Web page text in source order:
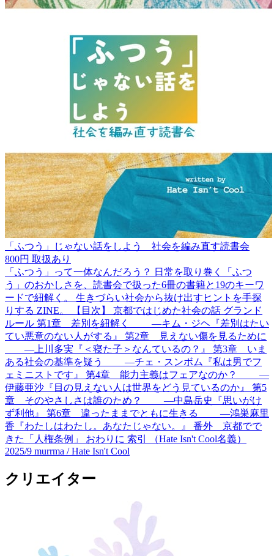
「ふつう」じゃない話をしよう 社会を編み直す読書会
800円 取扱あり
「ふつう」って一体なんだろう？ 日常を取り巻く「ふつ
う」のおかしさを、読書会で扱った6冊の書籍と19のキーワ
ードで紐解く。 生きづらい社会から抜け出すヒントを手探
りする ZINE。 【目次】 京都ではじめた社会の話 グランド
ルール 第1章 差別を紐解く ―キム・ジヘ『差別はたい
てい悪意のない人がする』 第2章 見えない傷を見るために
―上川多実『＜寝た子＞なんているの？』 第3章 いま
ある社会の基準を疑う ―チェ・スンボム『私は男でフ
ェミニストです』 第4章 能力主義はフェアなのか？ ―
伊藤亜沙『目の見えない人は世界をどう見ているのか』 第5
章 そのやさしさは誰のため？ ―中島岳史『思いがけ
ず利他』 第6章 違ったままでともに生きる ―鴻巣麻里
香『わたしはわたし。あなたじゃない。』 番外 京都でで
きた「人権条例」 おわりに 索引 （Hate Isn't Cool名義）
2025/9 murrma / Hate Isn't Cool
クリエイター